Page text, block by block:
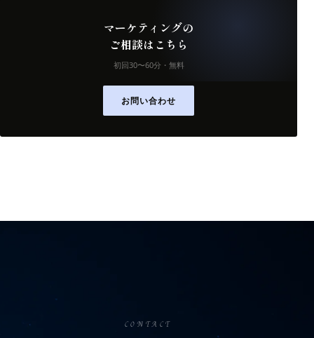
マーケティングの
ご相談はこちら
初回30〜60分・無料
お問い合わせ
CONTACT